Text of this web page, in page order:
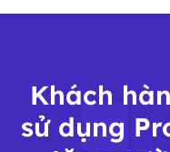
Khách
sử dụng